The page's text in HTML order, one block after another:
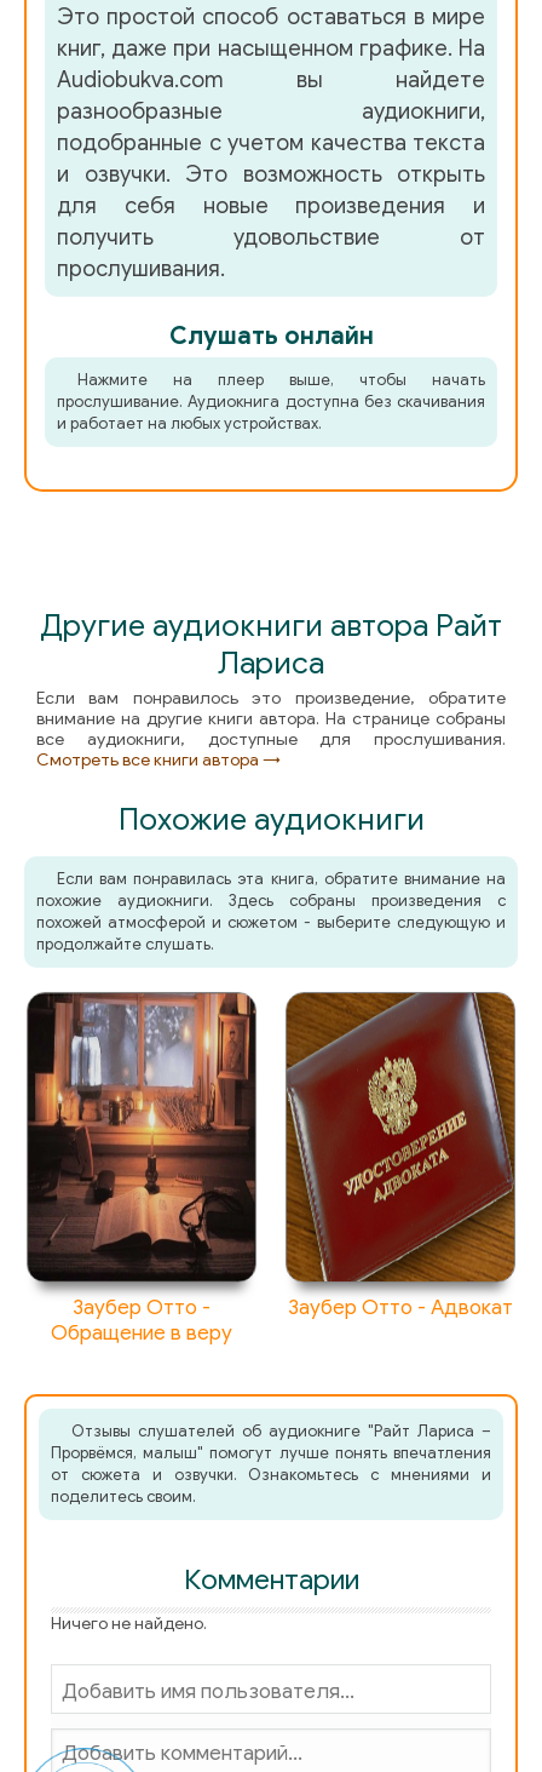
Это простой способ оставаться в мире
книг, даже при насыщенном графике. На
Audiobukva.com вы найдете
разнообразные аудиокниги,
подобранные с учетом качества текста
и озвучки. Это возможность открыть
для себя новые произведения и
получить удовольствие от
прослушивания.
Слушать онлайн
Нажмите на плеер выше, чтобы начать
прослушивание. Аудиокнига доступна без скачивания
и работает на любых устройствах.
Другие аудиокниги автора Райт
Лариса
Если вам понравилось это произведение, обратите
внимание на другие книги автора. На странице собраны
все аудиокниги, доступные для прослушивания.
Смотреть все книги автора →
Похожие аудиокниги
Если вам понравилась эта книга, обратите внимание на
похожие аудиокниги. Здесь собраны произведения с
похожей атмосферой и сюжетом - выберите следующую и
продолжайте слушать.
Заубер Отто -
Обращение в веру
Заубер Отто - Адвокат
Отзывы слушателей об аудиокниге "Райт Лариса –
Прорвёмся, малыш" помогут лучше понять впечатления
от сюжета и озвучки. Ознакомьтесь с мнениями и
поделитесь своим.
Комментарии
Ничего не найдено.